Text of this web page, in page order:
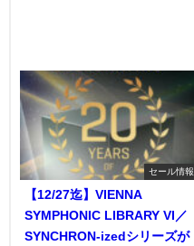
セール情報
【12/27迄】VIENNA
SYMPHONIC LIBRARY VI／
SYNCHRON-izedシリーズが